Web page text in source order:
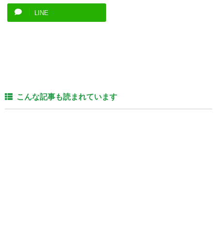
LINE
こんな記事も読まれています